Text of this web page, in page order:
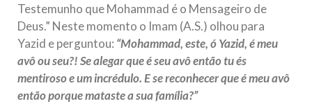
Testemunho que Mohammad é o Mensageiro de
Deus.” Neste momento o Imam (A.S.) olhou para
Yazid e perguntou: “Mohammad, este, ó Yazid, é meu
avô ou seu?! Se alegar que é seu avô então tu és
mentiroso e um incrédulo. E se reconhecer que é meu avô
então porque mataste a sua família?”